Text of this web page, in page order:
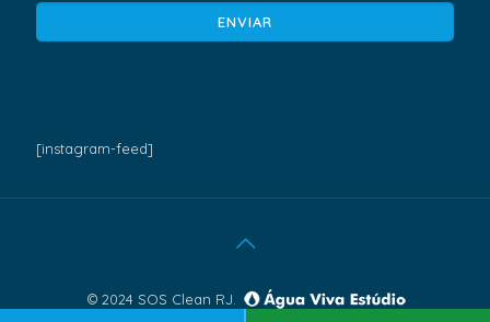
[instagram-feed]
© 2024 SOS Clean RJ.